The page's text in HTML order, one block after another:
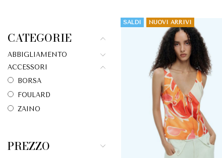
CATEGORIE
ABBIGLIAMENTO
ACCESSORI
BORSA
FOULARD
ZAINO
PREZZO
SALDI NUOVI ARRIVI